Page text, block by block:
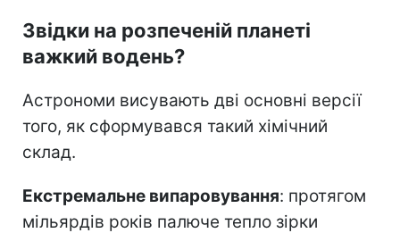
Звідки на розпеченій планеті
важкий водень?
Астрономи висувають дві основні версії
того, як сформувався такий хімічний
склад.
Екстремальне випаровування: протягом
мільярдів років палюче тепло зірки